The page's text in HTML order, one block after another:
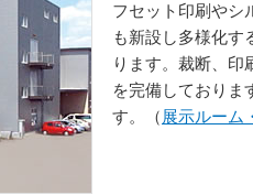
フセット印刷やシ
も新設し多様化す
ります。裁断、印
を完備しておりま
す。（ 展示ルーム